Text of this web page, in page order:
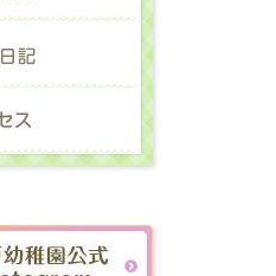
活動日記
アクセス